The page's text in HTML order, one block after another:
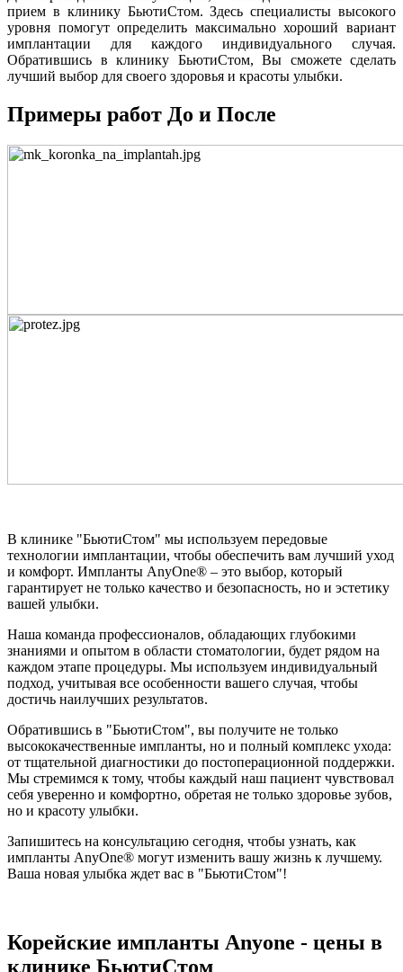
прием в клинику БьютиСтом. Здесь специалисты высокого
уровня помогут определить максимально хороший вариант
имплантации для каждого индивидуального случая.
Обратившись в клинику БьютиСтом, Вы сможете сделать
лучший выбор для своего здоровья и красоты улыбки.
Примеры работ До и После
В клинике "БьютиСтом" мы используем передовые
технологии имплантации, чтобы обеспечить вам лучший уход
и комфорт. Импланты AnyOne® – это выбор, который
гарантирует не только качество и безопасность, но и эстетику
вашей улыбки.
Наша команда профессионалов, обладающих глубокими
знаниями и опытом в области стоматологии, будет рядом на
каждом этапе процедуры. Мы используем индивидуальный
подход, учитывая все особенности вашего случая, чтобы
достичь наилучших результатов.
Обратившись в "БьютиСтом", вы получите не только
высококачественные импланты, но и полный комплекс ухода:
от тщательной диагностики до постоперационной поддержки.
Мы стремимся к тому, чтобы каждый наш пациент чувствовал
себя уверенно и комфортно, обретая не только здоровье зубов,
но и красоту улыбки.
Запишитесь на консультацию сегодня, чтобы узнать, как
импланты AnyOne® могут изменить вашу жизнь к лучшему.
Ваша новая улыбка ждет вас в "БьютиСтом"!
Корейские импланты Anyone - цены в
клинике БьютиСтом